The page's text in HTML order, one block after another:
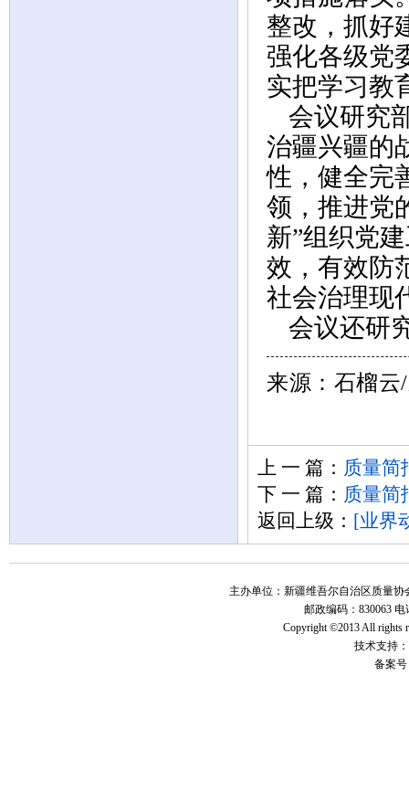
整改，抓好
强化各级党
实把学习教
会议研究
治疆兴疆的
性，健全完
领，推进党
新”组织党
效，有效防
社会治理现
会议还研
来源 ：石榴
上 一 篇： 质量简
下 一 篇： 质量简
返回上级： [业界
主办单位：新疆维吾尔自治区质量协
邮政编码：830063 电
Copyright ©2013 All rights
技术支持：
备案号